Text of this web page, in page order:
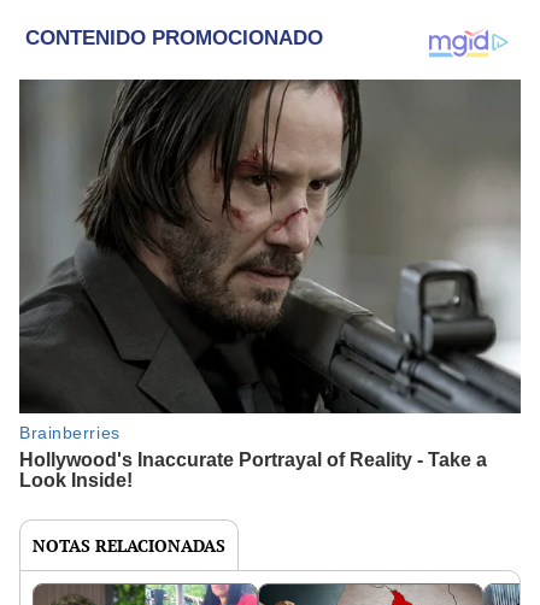
NOTAS RELACIONADAS